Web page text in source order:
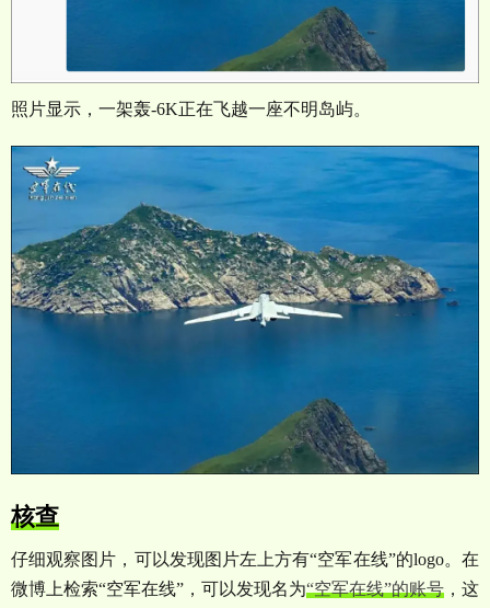
照片显示，一架轰-6K正在飞越一座不明岛屿。
核查
仔细观察图片，可以发现图片左上方有“空军在线”的logo。在
微博上检索“空军在线” ，可以发现名为“空军在线”的账号 ，这